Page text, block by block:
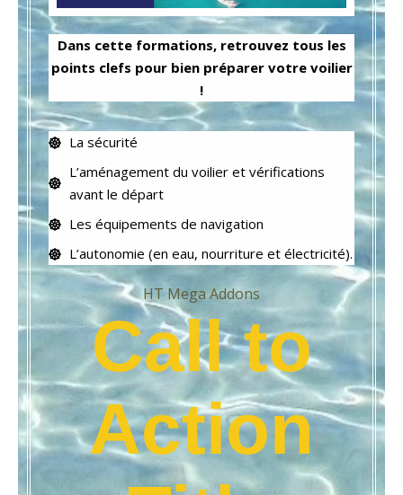
Dans cette formations, retrouvez tous les
points clefs pour bien préparer votre voilier
!
La sécurité
L’aménagement du voilier et vérifications
avant le départ
Les équipements de navigation
L’autonomie (en eau, nourriture et électricité).
HT Mega Addons
Call to
Action